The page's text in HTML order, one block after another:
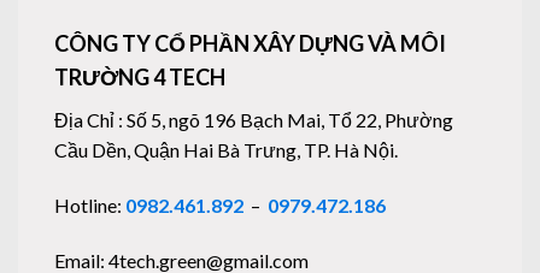
CÔNG TY CỔ PHẦN XÂY DỰNG VÀ MÔI
TRƯỜNG 4 TECH
Địa Chỉ : Số 5, ngõ 196 Bạch Mai, Tổ 22, Phường
Cầu Dền, Quận Hai Bà Trưng, TP. Hà Nội.
Hotline: 0982.461.892 – 0979.472.186
Email: 4tech.green@gmail.com